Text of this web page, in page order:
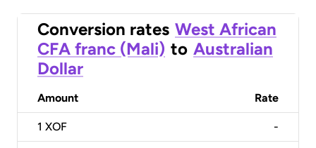
Conversion rates West African
CFA franc (Mali) to Australian
Dollar
Amount Rate
1 XOF -